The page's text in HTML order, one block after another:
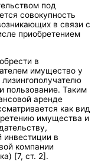
под
совокупность
в связи с
приобретением
в
имущество у
пользование. Таким
аренде
как вид
имущества и
инвестиции в
компании
[7, cт. 2].